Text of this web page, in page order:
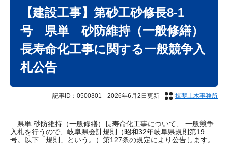
【建設工事】第砂工砂修長8-1
号 県単 砂防維持（一般修繕）
長寿命化工事に関する一般競争入
札公告
記事ID：0500301 2026年6月2日更新 揖斐土木事務所
県単 砂防維持（一般修繕）長寿命化工事について、 一般競争
入札を行うので、岐阜県会計規則（昭和32年岐阜県規則第19
号。以下「規則」という。）第127条の規定により公告します。